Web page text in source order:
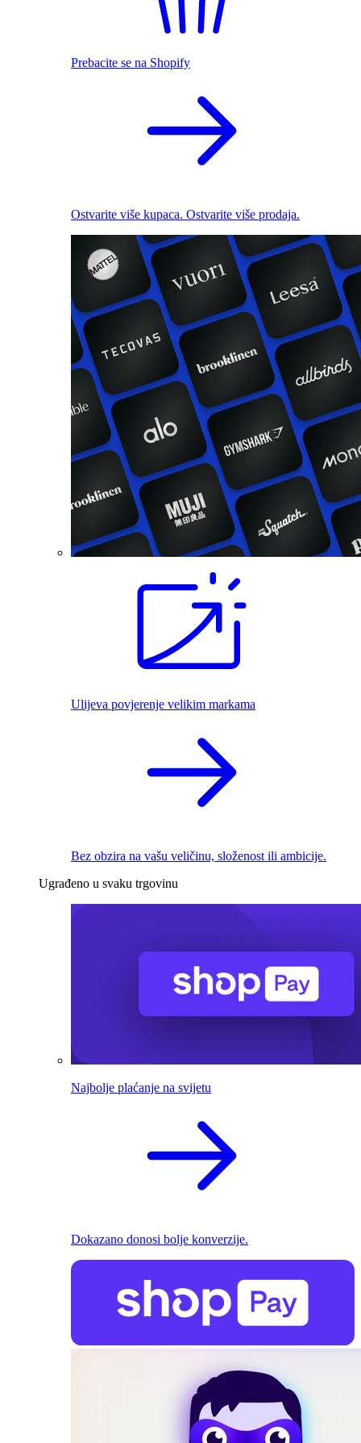
Prebacite se na Shopify
Ostvarite više kupaca. Ostvarite više prodaja.
Ulijeva povjerenje velikim markama
Bez obzira na vašu veličinu, složenost ili ambicije.
Ugrađeno u svaku trgovinu
Najbolje plaćanje na svijetu
Dokazano donosi bolje konverzije.